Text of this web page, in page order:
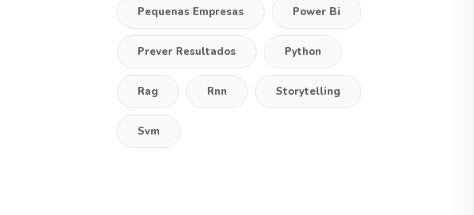
Pequenas Empresas Power Bi
Prever Resultados Python
Rag Rnn Storytelling
Svm